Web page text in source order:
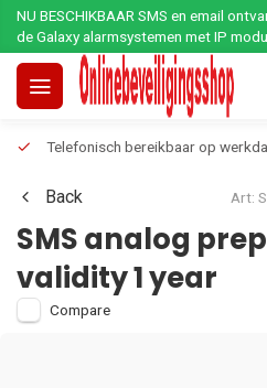
NU BESCHIKBAAR SMS en email
de Galaxy alarmsystemen met IP
Telefonisch bereikbaar op
Back Art:
SMS analog
validity 1 year
Compare